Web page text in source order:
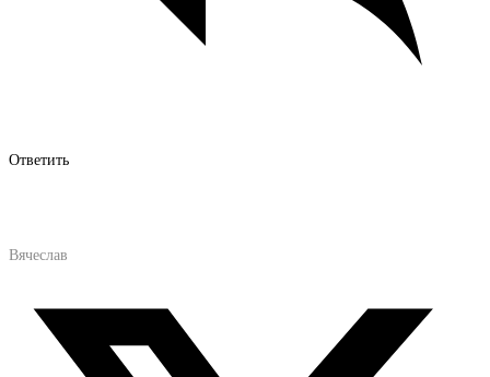
Ответить
Вячеслав